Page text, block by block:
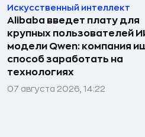
Искусственный интеллект
Alibaba введет плату для
крупных пользователей
модели Qwen: компания
способ заработать на
технологиях
07 августа 2026, 14:22